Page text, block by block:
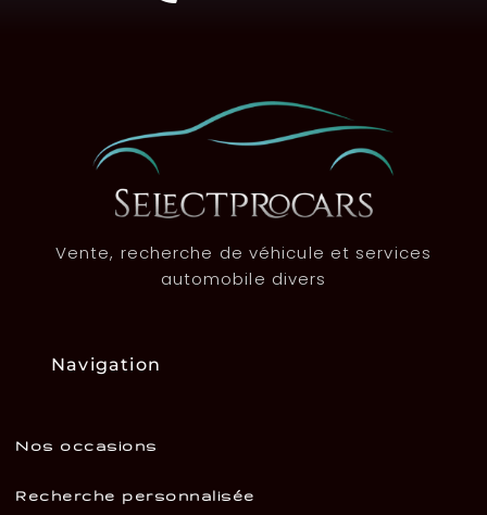
Vente, recherche de véhicule et services
automobile divers
Navigation
Nos occasions
Recherche personnalisée